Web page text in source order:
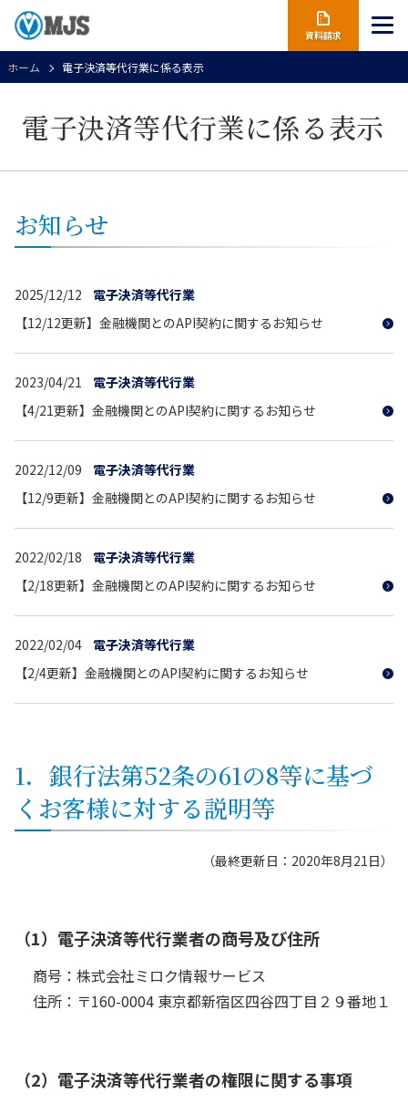
資料請求
ホーム 電子決済等代行業に係る表示
電子決済等代行業に係る表示
お知らせ
2025/12/12
電子決済等代行業
【12/12更新】金融機関とのAPI契約に関するお知らせ
2023/04/21
電子決済等代行業
【4/21更新】金融機関とのAPI契約に関するお知らせ
2022/12/09
電子決済等代行業
【12/9更新】金融機関とのAPI契約に関するお知らせ
2022/02/18
電子決済等代行業
【2/18更新】金融機関とのAPI契約に関するお知らせ
2022/02/04
電子決済等代行業
【2/4更新】金融機関とのAPI契約に関するお知らせ
1．銀行法第52条の61の8等に基づ
くお客様に対する説明等
（最終更新日：2020年8月21日）
（1）電子決済等代行業者の商号及び住所
商号：株式会社ミロク情報サービス
住所：〒160-0004 東京都新宿区四谷四丁目２９番地１
（2）電子決済等代行業者の権限に関する事項